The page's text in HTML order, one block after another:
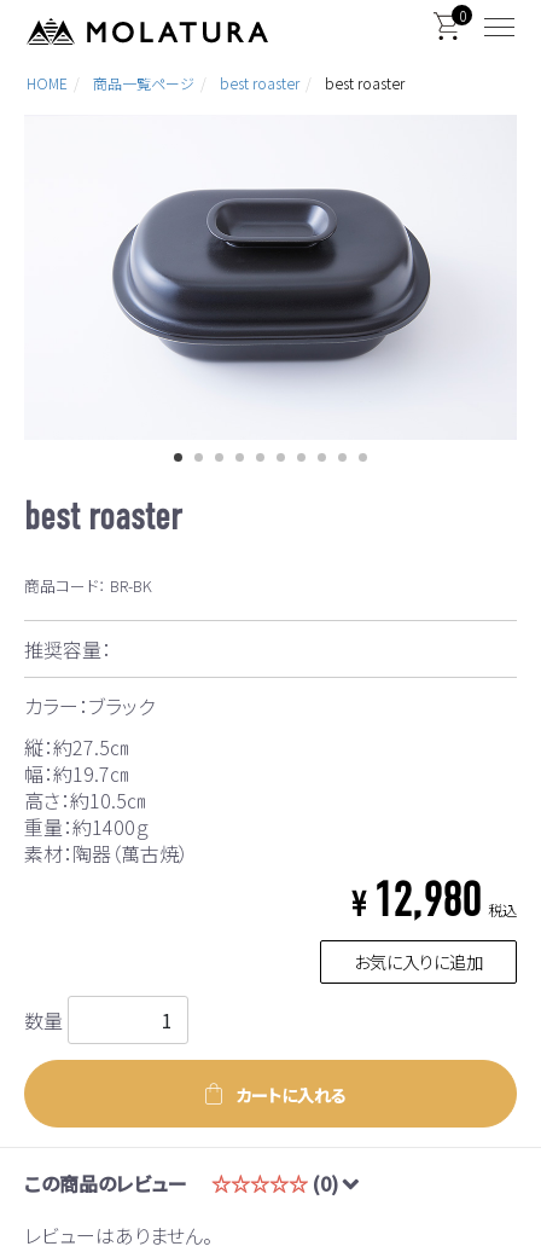
0
HOME 商品一覧ページ best roaster best roaster
best roaster
商品コード： BR-BK
推奨容量：
カラー：ブラック
縦：約27.5㎝
幅：約19.7㎝
高さ：約10.5㎝
重量：約1400ｇ
素材：陶器（萬古焼）
¥ 12,980 税込
お気に入りに追加
数量
カートに入れる
この商品のレビュー ☆☆☆☆☆ (0)
レビューはありません。